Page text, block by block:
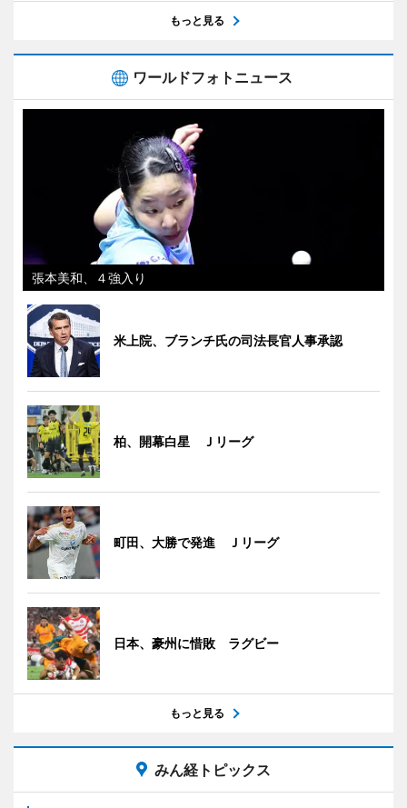
もっと見る
ワールドフォトニュース
張本美和、４強入り
米上院、ブランチ氏の司法長官人事承認
柏、開幕白星 Ｊリーグ
町田、大勝で発進 Ｊリーグ
日本、豪州に惜敗 ラグビー
もっと見る
みん経トピックス